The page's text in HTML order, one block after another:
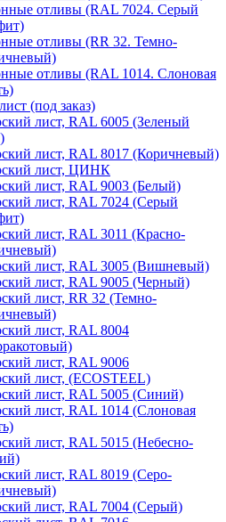
отливы (RAL 7024. Серый
отливы (RR 32. Темно-
отливы (RAL 1014. Слоновая
(под заказ)
лист, RAL 6005 (Зеленый
лист, RAL 8017 (Коричневый)
лист, ЦИНК
лист, RAL 9003 (Белый)
лист, RAL 7024 (Серый
лист, RAL 3011 (Красно-
лист, RAL 3005 (Вишневый)
лист, RAL 9005 (Черный)
лист, RR 32 (Темно-
лист, RAL 8004
лист, RAL 9006
лист, (ECOSTEEL)
лист, RAL 5005 (Синий)
лист, RAL 1014 (Слоновая
лист, RAL 5015 (Небесно-
лист, RAL 8019 (Серо-
лист, RAL 7004 (Серый)